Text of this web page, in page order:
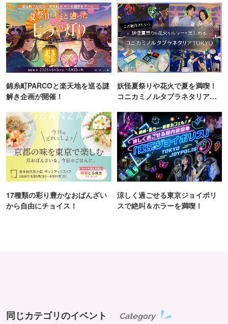
錦糸町PARCOと楽天地を巡る謎
解き企画が開催！
妖怪夏祭りや花火で夏を満喫！
コニカミノルタプラネタリア
17種類の彩り豊かなおばんざい
から自由にチョイス！
涼しく過ごせる東京ジョイポリ
スで絶叫＆ホラーを満喫！
同じカテゴリのイベント Category